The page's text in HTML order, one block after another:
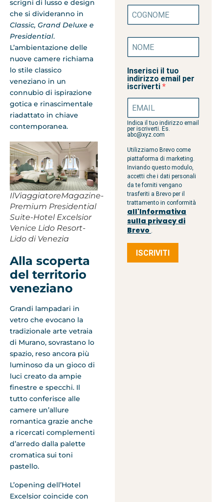
scrigni di lusso e design
che si divideranno in
Classic, Grand Deluxe e
Presidential.
L’ambientazione delle
nuove camere richiama
lo stile classico
veneziano in un
connubio di ispirazione
gotica e rinascimentale
riadattato in chiave
contemporanea.
IlViaggiatoreMagazine-
Premium Presidential
Suite-Hotel Excelsior
Venice Lido Resort-
Lido di Venezia
Alla scoperta
del territorio
veneziano
Grandi lampadari in
vetro che evocano la
tradizionale arte vetraia
di Murano, sovrastano lo
spazio, reso ancora più
luminoso da un gioco di
luci creato da ampie
finestre e specchi. Il
tutto conferisce alle
camere un’allure
romantica grazie anche
a ricercati complementi
d’arredo dalla palette
cromatica sui toni
pastello.
L’opening dell’Hotel
Excelsior coincide con
Inserisci il tuo
indirizzo email per
iscriverti
Indica il tuo indirizzo email
per iscriverti. Es.
abc@xyz.com
Utilizziamo Brevo come
piattaforma di marketing.
Inviando questo modulo,
accetti che i dati personali
da te forniti vengano
trasferiti a Brevo per il
trattamento in conformità
all'Informativa
sulla privacy di
Brevo .
ISCRIVITI